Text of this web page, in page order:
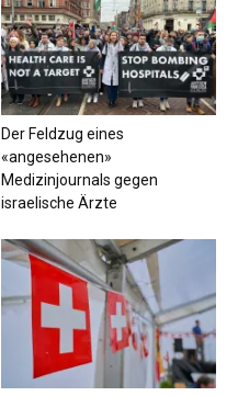
Der Feldzug eines
«angesehenen»
Medizinjournals gegen
israelische Ärzte